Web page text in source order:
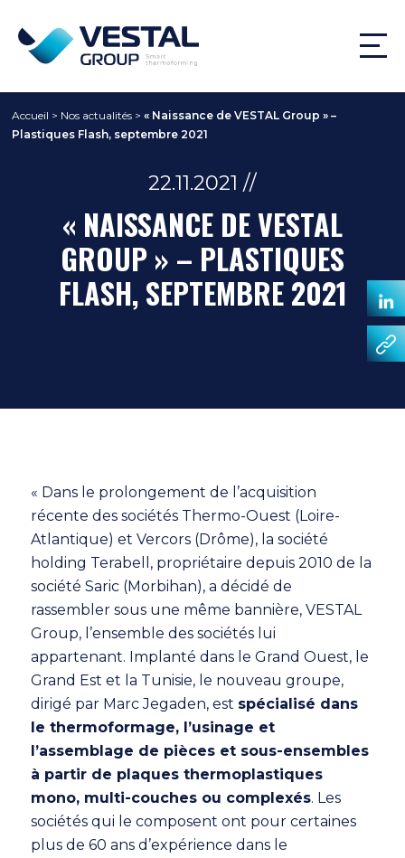
Accueil > Nos actualités >« Naissance de VESTAL Group » –
Plastiques Flash, septembre 2021
22.11.2021 //
« NAISSANCE DE VESTAL
GROUP » – PLASTIQUES
FLASH, SEPTEMBRE 2021
« Dans le prolongement de l’acquisition
récente des sociétés Thermo-Ouest (Loire-
Atlantique) et Vercors (Drôme), la société
holding Terabell, propriétaire depuis 2010 de la
société Saric (Morbihan), a décidé de
rassembler sous une même bannière, VESTAL
Group, l’ensemble des sociétés lui
appartenant. Implanté dans le Grand Ouest, le
Grand Est et la Tunisie, le nouveau groupe,
dirigé par Marc Jegaden, est spécialisé dans
le thermoformage, l’usinage et
l’assemblage de pièces et sous-ensembles
à partir de plaques thermoplastiques
mono, multi-couches ou complexés. Les
sociétés qui le composent ont pour certaines
plus de 60 ans d’expérience dans le